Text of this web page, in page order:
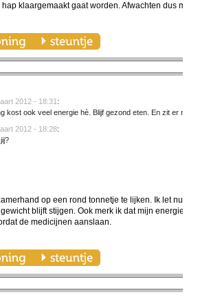
klaargemaakt gaat worden. Afwachten dus
2012 - 18:31 :
kost ook veel energie hè. Blijf gezond eten. En zit er niet
2012 - 18:28:
op een rond tonnetje te lijken. Ik let nu
blijft stijgen. Ook merk ik dat mijn energie
de medicijnen aanslaan.